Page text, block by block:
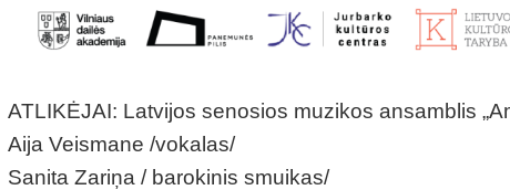
ATLIKĖJAI: Latvijos senosios muzikos ansamblis
Aija Veismane /vokalas/
Sanita Zariņa / barokinis smuikas/